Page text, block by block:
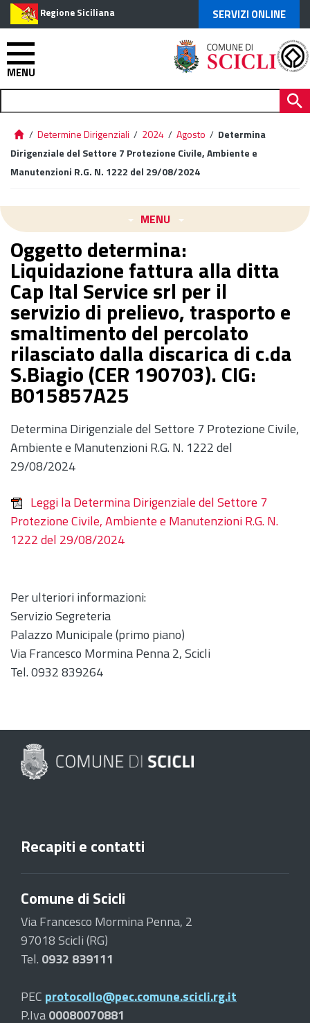
Regione Siciliana SERVIZI ONLINE
MENU
/ Determine Dirigenziali / 2024 / Agosto / Determina
Dirigenziale del Settore 7 Protezione Civile, Ambiente e
Manutenzioni R.G. N. 1222 del 29/08/2024
MENU
Oggetto determina:
Liquidazione fattura alla ditta
Cap Ital Service srl per il
servizio di prelievo, trasporto e
smaltimento del percolato
rilasciato dalla discarica di c.da
S.Biagio (CER 190703). CIG:
B015857A25
Determina Dirigenziale del Settore 7 Protezione Civile,
Ambiente e Manutenzioni R.G. N. 1222 del
29/08/2024
Leggi la Determina Dirigenziale del Settore 7
Protezione Civile, Ambiente e Manutenzioni R.G. N.
1222 del 29/08/2024
Per ulteriori informazioni:
Servizio Segreteria
Palazzo Municipale (primo piano)
Via Francesco Mormina Penna 2, Scicli
Tel. 0932 839264
Recapiti e contatti
Comune di Scicli
Via Francesco Mormina Penna, 2
97018 Scicli (RG)
Tel. 0932 839111
PEC protocollo@pec.comune.scicli.rg.it
P.Iva00080070881